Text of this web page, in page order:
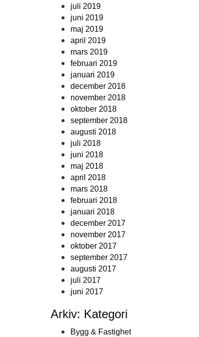
juli 2019
juni 2019
maj 2019
april 2019
mars 2019
februari 2019
januari 2019
december 2018
november 2018
oktober 2018
september 2018
augusti 2018
juli 2018
juni 2018
maj 2018
april 2018
mars 2018
februari 2018
januari 2018
december 2017
november 2017
oktober 2017
september 2017
augusti 2017
juli 2017
juni 2017
Arkiv: Kategori
Bygg & Fastighet